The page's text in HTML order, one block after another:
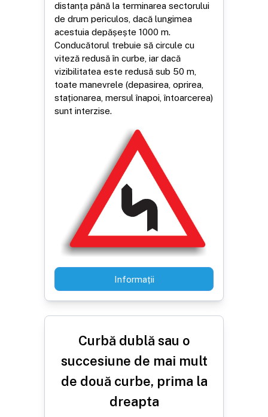
distanța până la terminarea sectorului
de drum periculos, dacă lungimea
acestuia depășește 1000 m.
Conducătorul trebuie să circule cu
viteză redusă în curbe, iar dacă
vizibilitatea este redusă sub 50 m,
toate manevrele (depasirea, oprirea,
staționarea, mersul înapoi, întoarcerea)
sunt interzise.
Informații
Curbă dublă sau o
succesiune de mai mult
de două curbe, prima la
dreapta